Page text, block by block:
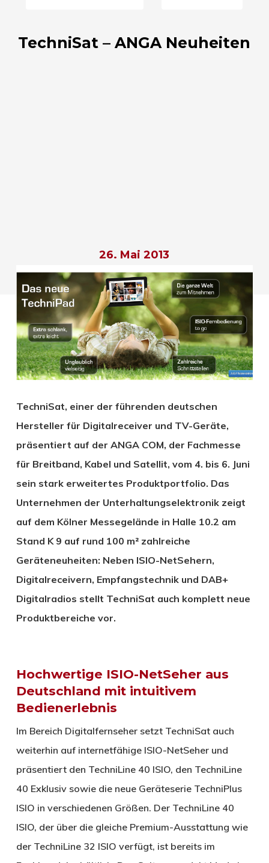
TechniSat – ANGA Neuheiten
26. Mai 2013
TechniSat, einer der führenden deutschen
Hersteller für Digitalreceiver und TV-Geräte,
präsentiert auf der ANGA COM, der Fachmesse
für Breitband, Kabel und Satellit, vom 4. bis 6. Juni
sein stark erweitertes Produktportfolio. Das
Unternehmen der Unterhaltungselektronik zeigt
auf dem Kölner Messegelände in Halle 10.2 am
Stand K 9 auf rund 100 m² zahlreiche
Geräteneuheiten: Neben ISIO-NetSehern,
Digitalreceivern, Empfangstechnik und DAB+
Digitalradios stellt TechniSat auch komplett neue
Produktbereiche vor.
Hochwertige ISIO-NetSeher aus
Deutschland mit intuitivem
Bedienerlebnis
Im Bereich Digitalfernseher setzt TechniSat auch
weiterhin auf internetfähige ISIO-NetSeher und
präsentiert den TechniLine 40 ISIO, den TechniLine
40 Exklusiv sowie die neue Geräteserie TechniPlus
ISIO in verschiedenen Größen. Der TechniLine 40
ISIO, der über die gleiche Premium-Ausstattung wie
der TechniLine 32 ISIO verfügt, ist bereits im